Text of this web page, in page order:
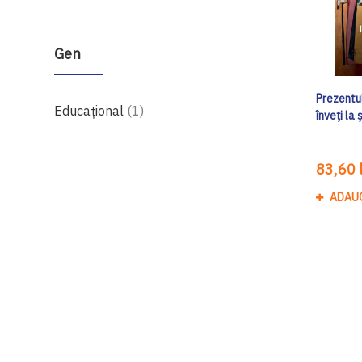
Gen
Educațional 1produs
înveți la
83,60